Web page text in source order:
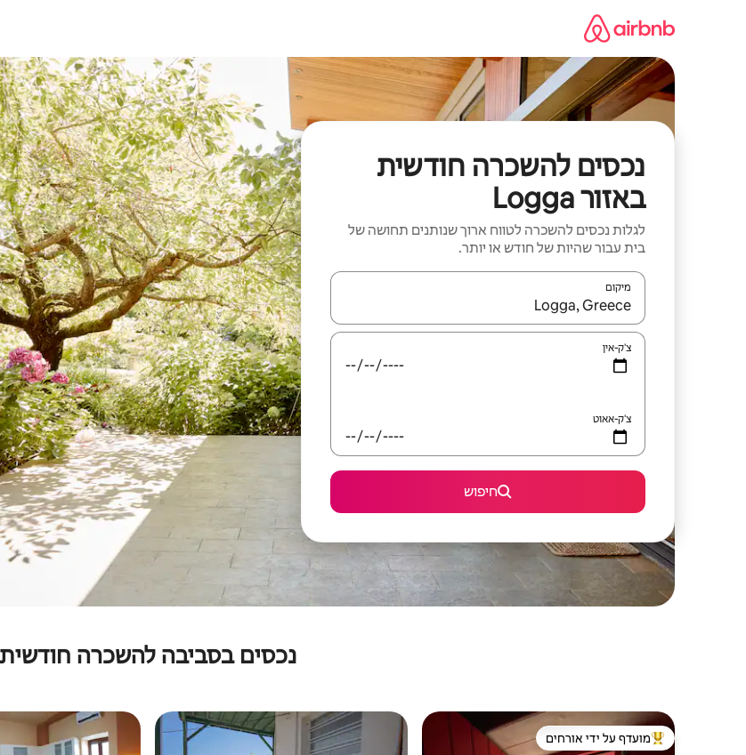
נכסים להשכרה חודשית
באזור Logga
לגלות נכסים להשכרה לטווח ארוך שנותנים תחושה של
בית עבור שהיות של חודש או יותר.
מיקום
כאשר התוצאות יהיו זמינות, יש לנווט עם מקשי החיצים למעלה ולמטה או לעיין בעזרת תנועות מגע או החלקה.
צ'ק-אין
צ'ק-אאוט
חיפוש
נכסים בסביבה להשכרה חודשית
מוביל בקרב נכסים מועדפים על ידי אורחים
מועדף על ידי אורחים